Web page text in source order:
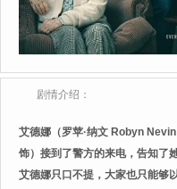
剧情介绍：
艾德娜（罗苹·纳文 Robyn
饰）接到了警方的来电，告知了
艾德娜只口不提，大家也只能够